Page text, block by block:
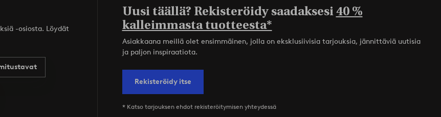
-osiosta. Löydät
Uusi täällä? Rekisteröidy saadaksesi40 %
kalleimmasta tuotteesta*
Asiakkaana meillä olet ensimmäinen, jolla on eksklusiivisia tarjouksia, jännittäviä uutisia
ja paljon inspiraatiota.
Rekisteröidy itse
* Katso tarjouksen ehdot rekisteröitymisen yhteydessä